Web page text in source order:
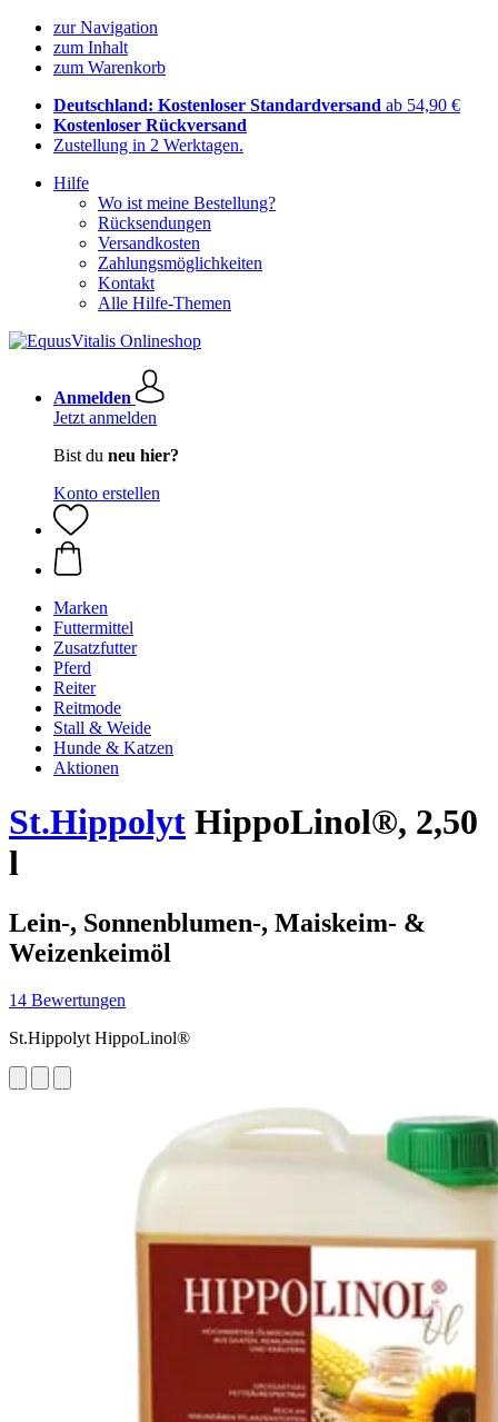
zur Navigation
zum Inhalt
zum Warenkorb
Deutschland: Kostenloser Standardversand ab 54,90 €
Kostenloser Rückversand
Zustellung in 2 Werktagen.
Hilfe
Wo ist meine Bestellung?
Rücksendungen
Versandkosten
Zahlungsmöglichkeiten
Kontakt
Alle Hilfe-Themen
Anmelden
Jetzt anmelden
Bist du neu hier?
Konto erstellen
Marken
Futtermittel
Zusatzfutter
Pferd
Reiter
Reitmode
Stall & Weide
Hunde & Katzen
Aktionen
St.Hippolyt HippoLinol®, 2,50
l
Lein-, Sonnenblumen-, Maiskeim- &
Weizenkeimöl
14 Bewertungen
St.Hippolyt HippoLinol®